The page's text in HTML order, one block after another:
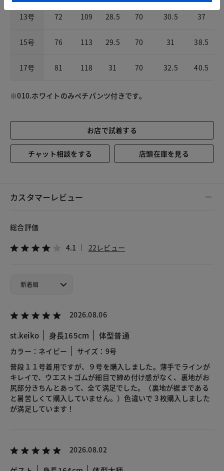
13号 72 109 28.5 70 30.5 37
15号 76 113 29.5 70 31 38.5
17号 81 118 31 70 32.5 40.5
※010.ホワイトのみペチパンツ付きです。
お店で試着する
チャット相談をする 店頭在庫を見る
カスタマーレビュー
総合評価
4.1 22レビュー
2026.08.06
st.keiko 身長165cm 体型普通
カラー：ネイビー
サイズ：9号
普段１１号着用ですが、９号を購入しました。薄手でラインが
キレイで、ウエストゴムが細目で締め付け感がなく、裏地がお
尻部分きちんとあって、全て満足でした。（裏地が裾まである
と暑苦しくて購入していません。）色違いで３枚購入しました
が満足しています！
2026.08.02